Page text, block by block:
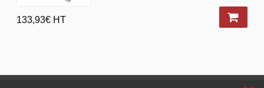
133,93€ HT